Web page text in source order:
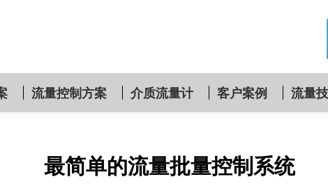
流量控制方案 介质流量计 客户案例 流量
最简单的流量批量控制系统
您在这里：